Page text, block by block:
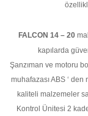
FALCON 14 – 20
kapılarda
Şanzıman ve motoru
muhafazası ABS ‘
kaliteli malzemeler
Kontrol Ünitesi 2